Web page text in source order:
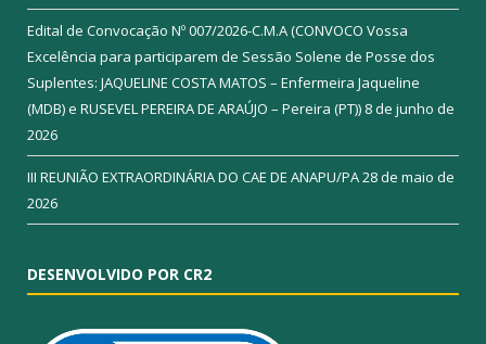
Edital de Convocação Nº 007/2026-C.M.A (CONVOCO Vossa
Excelência para participarem de Sessão Solene de Posse dos
Suplentes: JAQUELINE COSTA MATOS – Enfermeira Jaqueline
(MDB) e RUSEVEL PEREIRA DE ARAÚJO – Pereira (PT)) 8 de junho de
2026
III REUNIÃO EXTRAORDINÁRIA DO CAE DE ANAPU/PA28 de maio de
2026
DESENVOLVIDO POR CR2